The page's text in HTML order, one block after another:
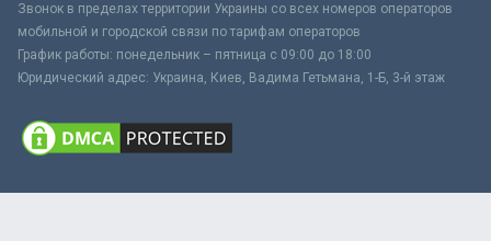
Звонок в пределах территории Украины со всех номеров операторов
мобильной и городской связи по тарифам операторов
График работы: понедельник – пятница с 09:00 до 18:00
Юридический адрес: Украина, Киев, Вадима Гетьмана, 1-Б, 3-й этаж